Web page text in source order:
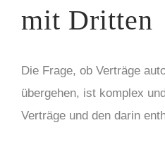
mit Dritten
Die Frage, ob Verträge
übergehen, ist komplex
Verträge und den darin